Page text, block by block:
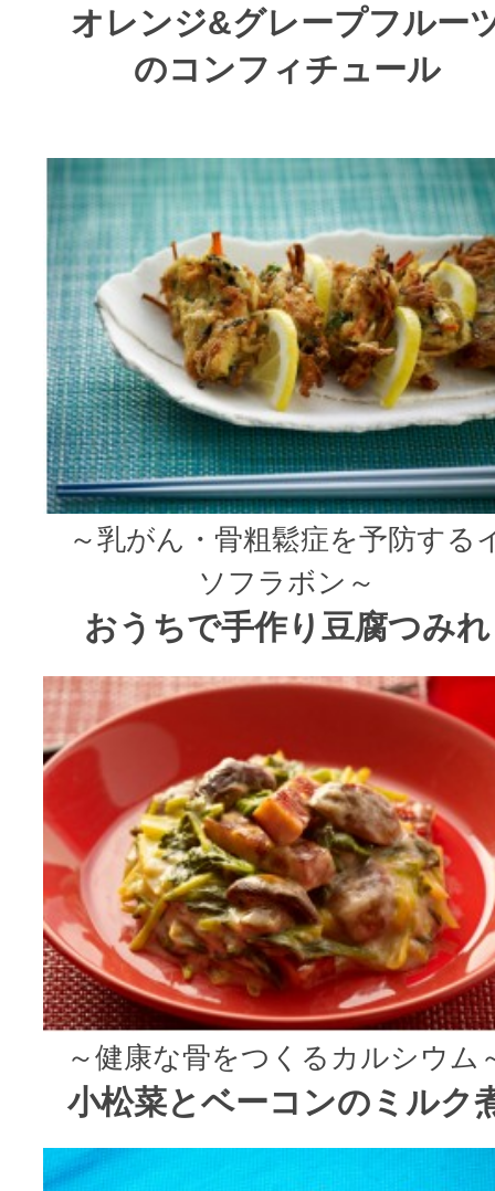
オレンジ&グレープフルー
のコンフィチュール
～乳がん・骨粗鬆症を予防する
ソフラボン～
おうちで手作り豆腐つみれ
～健康な骨をつくるカルシウム
小松菜とベーコンのミルク